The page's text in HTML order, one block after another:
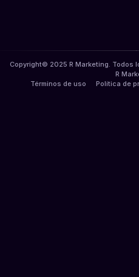
Copyright© 2025 R Marketing. Todos
R
Términos de uso
Política de